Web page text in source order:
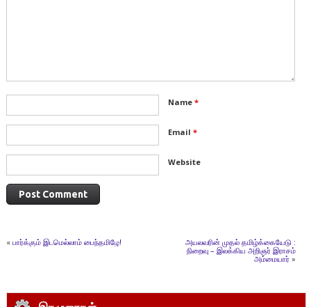
Name *
Email *
Website
« பார்க்கும் இடமெல்லாம் பைந்தமிழே!
அயலவரின் முதல் தமிழ்க்கையேடு :
நிறைவு – இலக்கிய அறிஞர் இராசம்
அம்மையார் »